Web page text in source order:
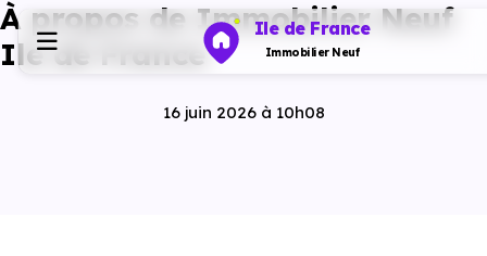
Ile de France
Immobilier Neuf
À propos de Immobilier Neuf
Ile de France
16 juin 2026 à 10h08